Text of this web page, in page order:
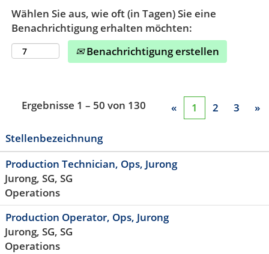
Wählen Sie aus, wie oft (in Tagen) Sie eine
Benachrichtigung erhalten möchten:
Benachrichtigung erstellen
Ergebnisse 1 – 50 von 130 « 1 2 3 »
Stellenbezeichnung
Production Technician, Ops, Jurong
Jurong, SG, SG
Operations
Production Operator, Ops, Jurong
Jurong, SG, SG
Operations